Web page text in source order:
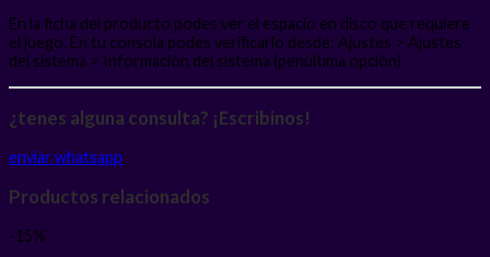
En la ficha del producto podes ver el espacio en disco que requiere
el juego. En tu consola podes verificarlo desde: Ajustes > Ajustes
del sistema > Información del sistema (penúltima opción)
¿tenes alguna consulta? ¡Escribinos!
enviar whatsapp
Productos relacionados
-15%